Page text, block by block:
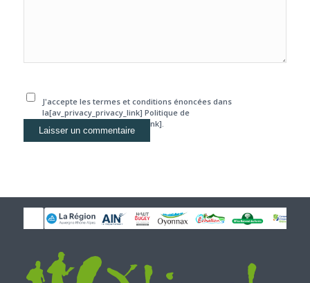
J'accepte les termes et conditions énoncées dans
la[av_privacy_privacy_link] Politique de
confidentialité[/av_privacy_link].